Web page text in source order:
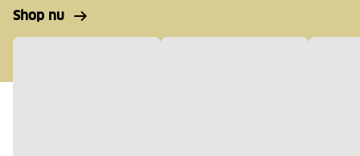
Shop nu